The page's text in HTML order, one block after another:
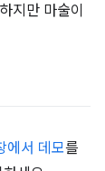
지만 마술이
에서 데모를